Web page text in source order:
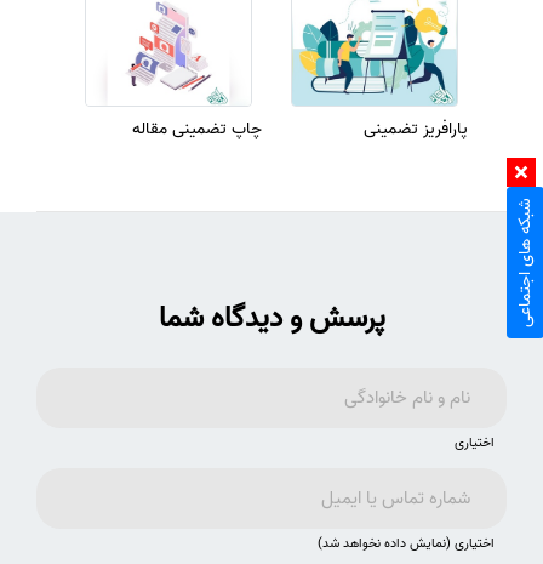
پارافریز تضمینی چاپ تضمینی مقاله
پرسش و دیدگاه شما
اختیاری
اختیاری (نمایش داده نخواهد شد)
شبکه های اجتماعی